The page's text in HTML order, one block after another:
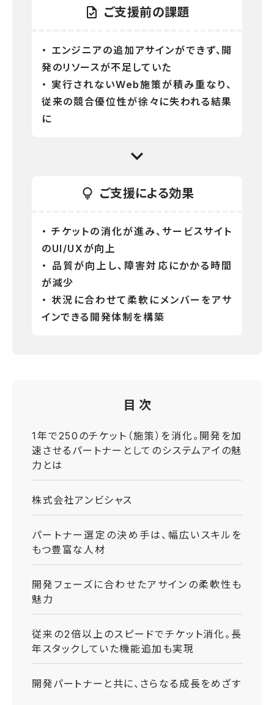
ご支援前の課題
・ エンジニアの追加アサインができず、開
発のリソースが不足していた
・ 実行されないWeb施策が積み重なり、
従来の競合優位性が徐々に失われる結果
に
ご支援による効果
・ チケットの消化が進み、サービスサイト
のUI/UXが向上
・ 品質が向上し、障害対応にかかる時間
が減少
・ 状況に合わせて柔軟にメンバーをアサ
インできる開発体制を構築
目 次
1年で250のチケット（施策）を消化。開発を加
速させるパートナーとしてのシステムアイの魅
力とは
株式会社アンビシャス
パートナー選定の決め手は、幅広いスキルを
もつ豊富な人材
開発フェーズに合わせたアサインの柔軟性も
魅力
従来の2倍以上のスピードでチケット消化。長
年スタックしていた機能追加も実現
開発パートナーと共に、さらなる成長をめざす